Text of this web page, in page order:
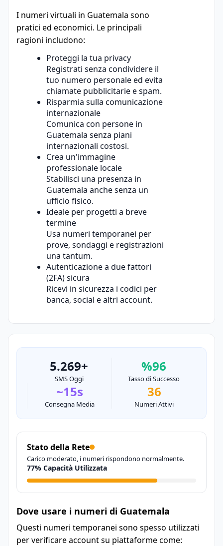
I numeri virtuali in Guatemala sono
pratici ed economici. Le principali
ragioni includono:
Proteggi la tua privacy
Registrati senza condividere il
tuo numero personale ed evita
chiamate pubblicitarie e spam.
Risparmia sulla comunicazione
internazionale
Comunica con persone in
Guatemala senza piani
internazionali costosi.
Crea un'immagine
professionale locale
Stabilisci una presenza in
Guatemala anche senza un
ufficio fisico.
Ideale per progetti a breve
termine
Usa numeri temporanei per
prove, sondaggi e registrazioni
una tantum.
Autenticazione a due fattori
(2FA) sicura
Ricevi in sicurezza i codici per
banca, social e altri account.
5.269+
SMS Oggi
%96
Tasso di Successo
~15s
Consegna Media
36
Numeri Attivi
Stato della Rete
Carico moderato, i numeri rispondono normalmente.
77% Capacità Utilizzata
Dove usare i numeri di Guatemala
Questi numeri temporanei sono spesso utilizzati
per verificare account su piattaforme come: